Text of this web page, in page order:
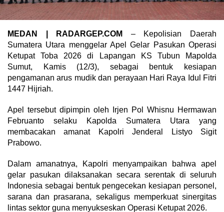
MEDAN | RADARGEP.COM – Kepolisian Daerah
Sumatera Utara menggelar Apel Gelar Pasukan Operasi
Ketupat Toba 2026 di Lapangan KS Tubun Mapolda
Sumut, Kamis (12/3), sebagai bentuk kesiapan
pengamanan arus mudik dan perayaan Hari Raya Idul Fitri
1447 Hijriah.
Apel tersebut dipimpin oleh Irjen Pol Whisnu Hermawan
Februanto selaku Kapolda Sumatera Utara yang
membacakan amanat Kapolri Jenderal Listyo Sigit
Prabowo.
Dalam amanatnya, Kapolri menyampaikan bahwa apel
gelar pasukan dilaksanakan secara serentak di seluruh
Indonesia sebagai bentuk pengecekan kesiapan personel,
sarana dan prasarana, sekaligus memperkuat sinergitas
lintas sektor guna menyukseskan Operasi Ketupat 2026.